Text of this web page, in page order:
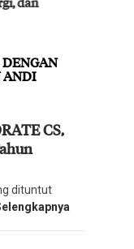
DENGAN
ANDI
CS,
dituntut